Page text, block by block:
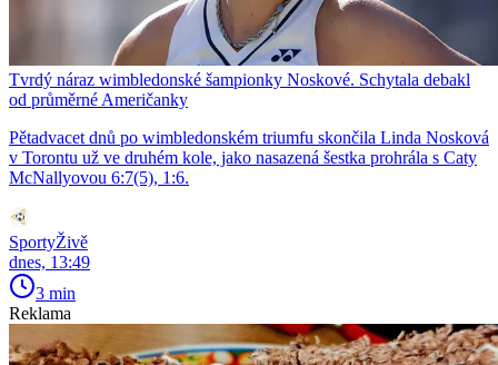
Tvrdý náraz wimbledonské šampionky Noskové. Schytala debakl
od průměrné Američanky
Pětadvacet dnů po wimbledonském triumfu skončila Linda Nosková
v Torontu už ve druhém kole, jako nasazená šestka prohrála s Caty
McNallyovou 6:7(5), 1:6.
SportyŽivě
dnes, 13:49
3 min
Reklama